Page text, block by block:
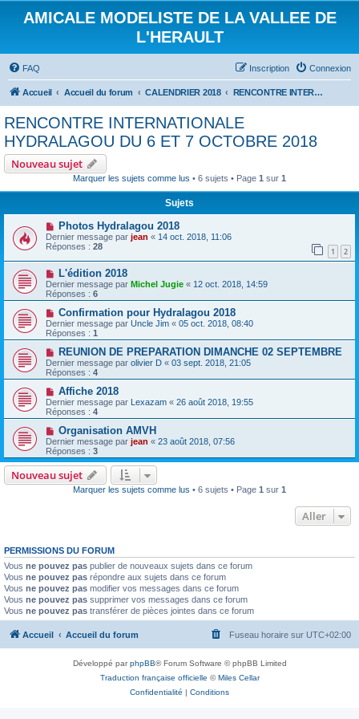
AMICALE MODELISTE DE LA VALLEE DE
L'HERAULT
FAQ Connexion
Inscription
Accueil Accueil du forum CALENDRIER 2018 RENCONTRE INTERNATIONALE HYDRALAGOU DU 6 ET 7 OCTOBRE 2018
RENCONTRE INTERNATIONALE
HYDRALAGOU DU 6 ET 7 OCTOBRE 2018
Nouveau sujet
Marquer les sujets comme lus • 6 sujets • Page 1 sur 1
Sujets
Photos Hydralagou 2018
Dernier message par jean « 14 oct. 2018, 11:06
Réponses : 28 1 2
L'édition 2018
Dernier message par Michel Jugie « 12 oct. 2018, 14:59
Réponses : 6
Confirmation pour Hydralagou 2018
Dernier message par Uncle Jim « 05 oct. 2018, 08:40
Réponses : 1
REUNION DE PREPARATION DIMANCHE 02 SEPTEMBRE
Dernier message par olivier D « 03 sept. 2018, 21:05
Réponses : 4
Affiche 2018
Dernier message par Lexazam « 26 août 2018, 19:55
Réponses : 4
Organisation AMVH
Dernier message par jean « 23 août 2018, 07:56
Réponses : 3
Nouveau sujet
Marquer les sujets comme lus • 6 sujets • Page 1 sur 1
Aller
PERMISSIONS DU FORUM
Vous ne pouvez pas publier de nouveaux sujets dans ce forum
Vous ne pouvez pas répondre aux sujets dans ce forum
Vous ne pouvez pas modifier vos messages dans ce forum
Vous ne pouvez pas supprimer vos messages dans ce forum
Vous ne pouvez pas transférer de pièces jointes dans ce forum
Accueil Accueil du forum Fuseau horaire sur UTC+02:00
Développé parphpBB® Forum Software © phpBB Limited
Traduction française officielle ©Miles Cellar
Confidentialité | Conditions